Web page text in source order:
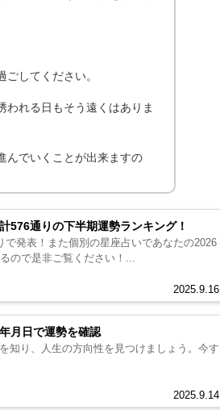
してください。
われる日もそう遠くはありま
んでいくことが出来ますの
576通りの下半期運勢ランキング！
2025.9.16
発表！また個別の星座占いであなたの2026
ので是非ご覧ください！...
月日で運勢を確認
2025.9.14
知り、人生の方向性を見つけましょう。今す